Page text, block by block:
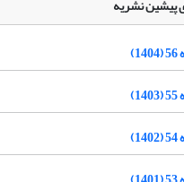
پیشین نشریه